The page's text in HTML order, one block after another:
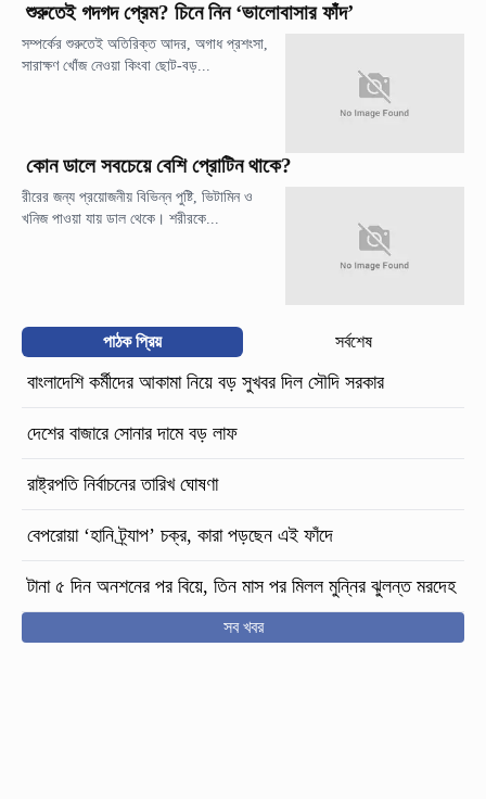
শুরুতেই গদগদ প্রেম? চিনে নিন ‘ভালোবাসার ফাঁদ’
সম্পর্কের শুরুতেই অতিরিক্ত আদর, অগাধ প্রশংসা,
সারাক্ষণ খোঁজ নেওয়া কিংবা ছোট-বড়...
কোন ডালে সবচেয়ে বেশি প্রোটিন থাকে?
রীরের জন্য প্রয়োজনীয় বিভিন্ন পুষ্টি, ভিটামিন ও
খনিজ পাওয়া যায় ডাল থেকে। শরীরকে...
পাঠক প্রিয় সর্বশেষ
বাংলাদেশি কর্মীদের আকামা নিয়ে বড় সুখবর দিল সৌদি সরকার
দেশের বাজারে সোনার দামে বড় লাফ
রাষ্ট্রপতি নির্বাচনের তারিখ ঘোষণা
বেপরোয়া ‘হানি ট্র্যাপ’ চক্র, কারা পড়ছেন এই ফাঁদে
টানা ৫ দিন অনশনের পর বিয়ে, তিন মাস পর মিলল মুন্নির ঝুলন্ত মরদেহ
সব খবর